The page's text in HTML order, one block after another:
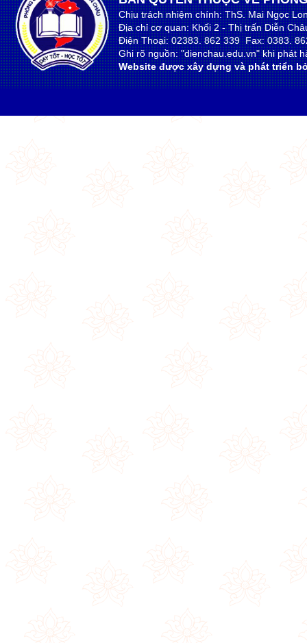
Chịu trách nhiệm chính: ThS. Mai Ngọc
Địa chỉ cơ quan: Khối 2 - Thị trấn Diễn
Điện Thoại: 02383. 862 339 Fax: 0383.
Ghi rõ nguồn: "dienchau.edu.vn" khi phát
Website được xây dựng và phát triển